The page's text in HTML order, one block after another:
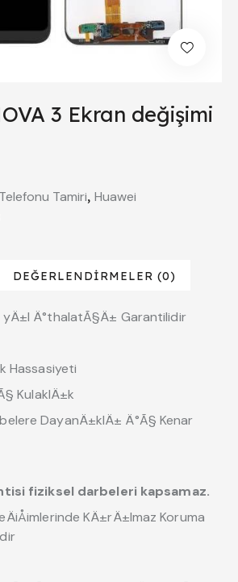
3 Ekran değişimi
Tamiri, Huawei
DEĞERLENDIRMELER (0)
yÄ±l Ä°thalatÃ§Ä± Garantilidir
Hassasiyeti
KulaklÄ±k
DayanÄ±klÄ± Ä°Ã§ Kenar
fiziksel darbeleri kapsamaz.
KÄ±rÄ±lmaz Koruma